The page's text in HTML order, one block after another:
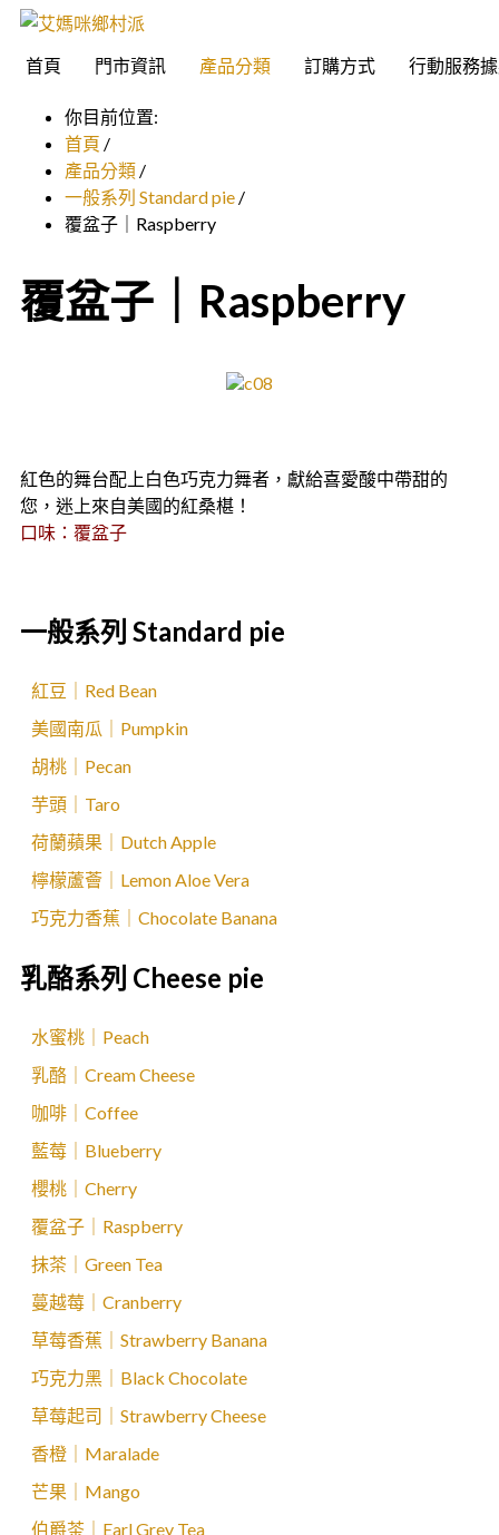
首頁 門市資訊 產品分類 訂購方式 行動服務
你目前位置:
首頁 /
產品分類 /
一般系列 Standard pie /
覆盆子｜Raspberry
覆盆子｜Raspberry
紅色的舞台配上白色巧克力舞者，獻給喜愛酸中帶甜的
您，迷上來自美國的紅桑椹！
口味：覆盆子
一般系列 Standard pie
紅豆｜Red Bean
美國南瓜｜Pumpkin
胡桃｜Pecan
芋頭｜Taro
荷蘭蘋果｜Dutch Apple
檸檬蘆薈｜Lemon Aloe Vera
巧克力香蕉｜Chocolate Banana
乳酪系列 Cheese pie
水蜜桃｜Peach
乳酪｜Cream Cheese
咖啡｜Coffee
藍莓｜Blueberry
櫻桃｜Cherry
覆盆子｜Raspberry
抹茶｜Green Tea
蔓越莓｜Cranberry
草莓香蕉｜Strawberry Banana
巧克力黑｜Black Chocolate
草莓起司｜Strawberry Cheese
香橙｜Maralade
芒果｜Mango
伯爵茶｜Earl Grey Tea